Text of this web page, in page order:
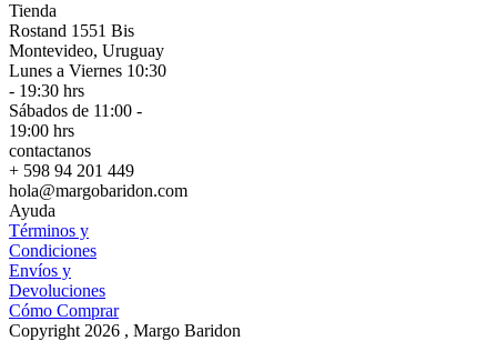
Tienda
Rostand 1551 Bis
Montevideo, Uruguay
Lunes a Viernes 10:30
- 19:30 hrs
Sábados de 11:00 -
19:00 hrs
contactanos
+ 598 94 201 449
hola@margobaridon.com
Ayuda
Términos y
Condiciones
Envíos y
Devoluciones
Cómo Comprar
Copyright 2026 , Margo Baridon